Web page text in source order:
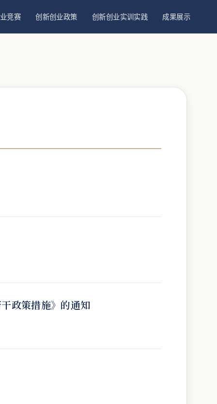
竞赛 创新创业政策 创新创业实训实践 成果展示
政策措施》的通知